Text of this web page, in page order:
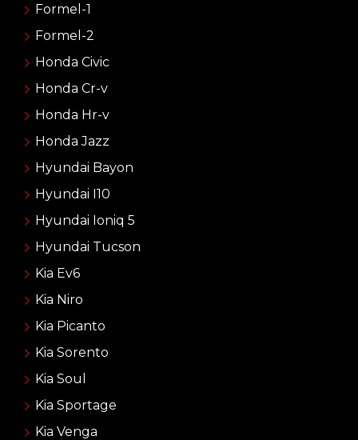
Formel-1
Formel-2
Honda Civic
Honda Cr-v
Honda Hr-v
Honda Jazz
Hyundai Bayon
Hyundai I10
Hyundai Ioniq 5
Hyundai Tucson
Kia Ev6
Kia Niro
Kia Picanto
Kia Sorento
Kia Soul
Kia Sportage
Kia Venga